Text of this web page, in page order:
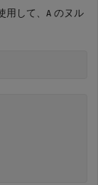
用して、 A のヌル